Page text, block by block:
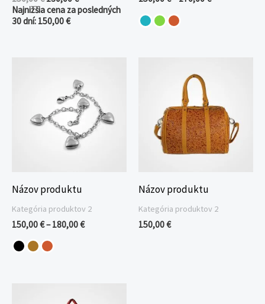
Najnižšia cena za posledných
30 dní: 150,00€
Názov produktu
Kategória produktov 2
150,00€– 180,00€
through
180,00 €
Názov produktu
Kategória produktov 2
150,00€